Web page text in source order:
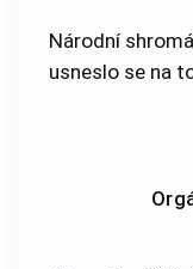
Národní
usneslo se na